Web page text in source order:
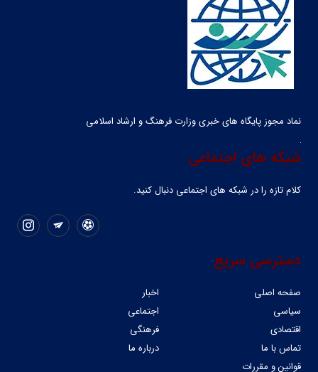
نماد مجوز پایگاه های خبری وزارت فرهنگ و ارشاد اسلامی
شبکه های اجتماعی
کلام تازه را در شبکه ‌های اجتماعی دنبال کنید.
دسترسی سریع
صفحه اصلی
اخبار
سیاسی
اجتماعی
اقتصادی
فرهنگی
تماس با ما
درباره ما
قوانین و مقررات